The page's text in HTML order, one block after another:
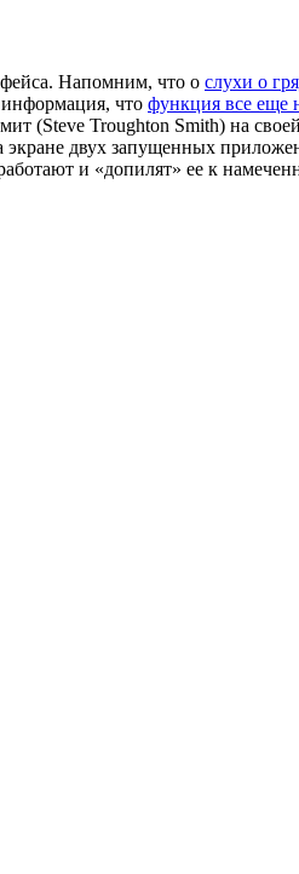
Напомним, что о слухи о
что функция все еще
(Steve Troughton Smith) на
экране двух запущенных
и «допилят» ее к